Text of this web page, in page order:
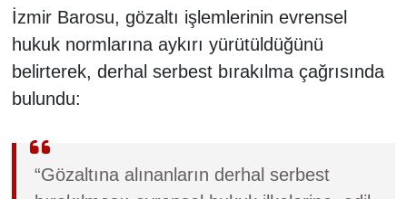
İzmir Barosu, gözaltı işlemlerinin evrensel
hukuk normlarına aykırı yürütüldüğünü
belirterek, derhal serbest bırakılma çağrısında
bulundu:
“Gözaltına alınanların derhal serbest